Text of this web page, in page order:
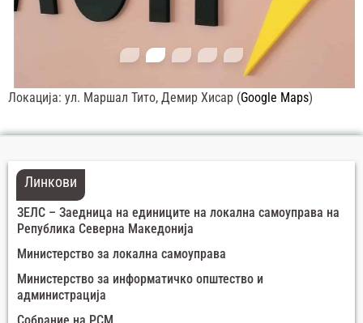
Локација: ул. Маршал Тито, Демир Хисар (Google Maps)
Линкови
ЗЕЛС – Заедница на единиците на локална самоуправа на
Република Северна Македонија
Министерство за локална самоуправа
Министерство за информатичко општество и
администрација